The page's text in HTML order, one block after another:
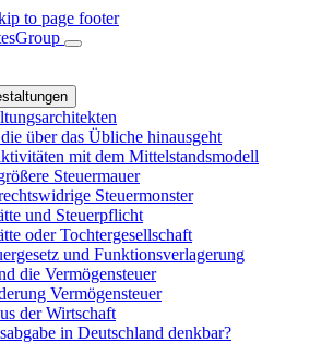
to page footer
über das Übliche hinausgeht
mit dem Mittelstandsmodell
Steuermauer
Steuermonster
und Steuerpflicht
oder Tochtergesellschaft
und Funktionsverlagerung
die Vermögensteuer
Vermögensteuer
der Wirtschaft
in Deutschland denkbar?